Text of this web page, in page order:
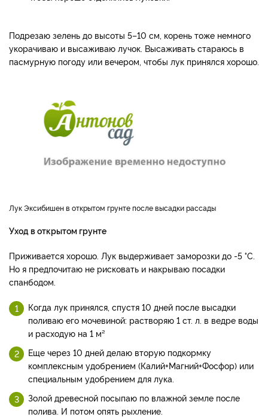
Подрезаю зелень до высоты 5–10 см, корень тоже немного
укорачиваю и высаживаю лучок. Высаживать стараюсь в
пасмурную погоду или вечером, чтобы лук принялся хорошо.
Лук Эксибишен в открытом грунте после высадки рассады
Уход в открытом грунте
Приживается хорошо. Лук выдерживает заморозки до -5 °C.
Но я предпочитаю не рисковать и накрываю посадки
спанбодом.
Когда лук принялся, спустя 10 дней после высадки
поливаю его мочевиной: растворяю 1 ст. л. в ведре воды
и расходую на 1 м²
Еще через 10 дней делаю вторую подкормку
комплексным удобрением (Калий+Магний+Фосфор) или
специальным удобрением для лука.
Золой древесной посыпаю по влажной земле после
полива. И потом опять рыхление.